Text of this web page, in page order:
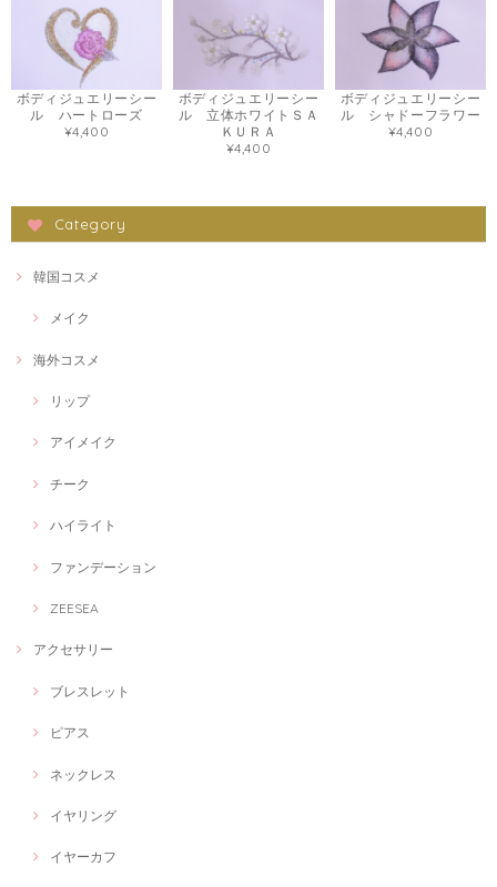
ボディジュエリーシー
ル ハートローズ
¥4,400
ボディジュエリーシー
ル 立体ホワイトＳＡ
ＫＵＲＡ
¥4,400
ボディジュエリーシー
ル シャドーフラワー
¥4,400
Category
韓国コスメ
メイク
海外コスメ
リップ
アイメイク
チーク
ハイライト
ファンデーション
ZEESEA
アクセサリー
ブレスレット
ピアス
ネックレス
イヤリング
イヤーカフ